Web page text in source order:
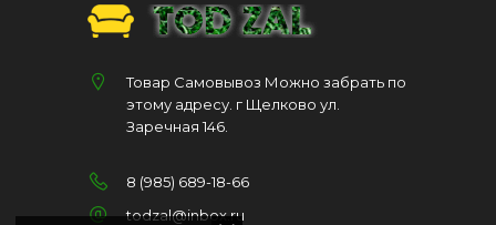
Товар Самовывоз Можно забрать по
этому адресу. г Щелково ул.
Заречная 146.
8 (985) 689-18-66
todzal@inbox.ru